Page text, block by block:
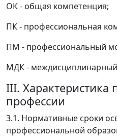
ОК - общая компетенция;
ПК - профессиональная
ПМ - профессиональный
МДК - междисциплинарный
III. Характеристика
профессии
3.1. Нормативные сроки
профессиональной